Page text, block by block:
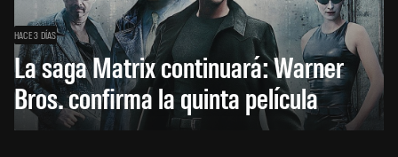
HACE 3 DÍAS
La saga Matrix continuará: Warner
Bros. confirma la quinta película